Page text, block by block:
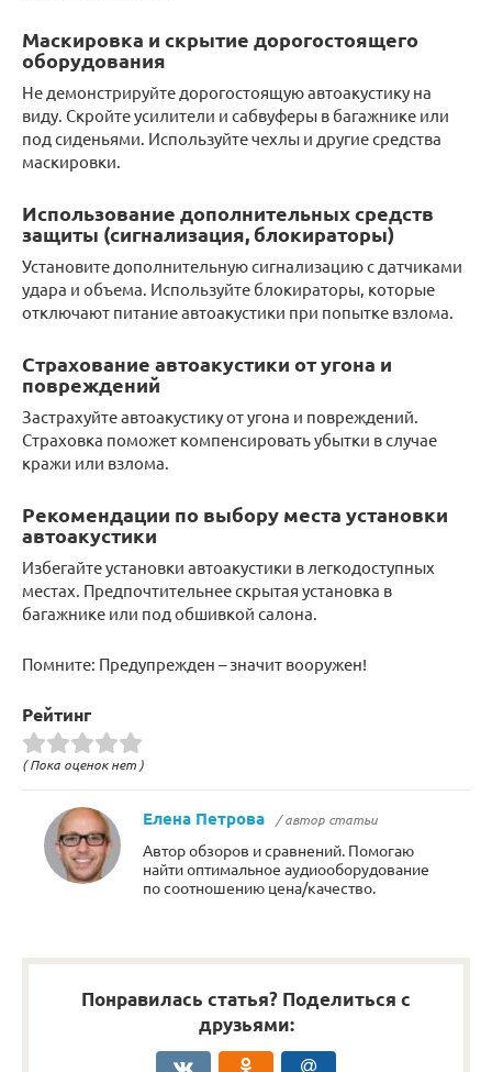
Маскировка и скрытие дорогостоящего
оборудования
Не демонстрируйте дорогостоящую автоакустику на
виду. Скройте усилители и сабвуферы в багажнике или
под сиденьями. Используйте чехлы и другие средства
маскировки.
Использование дополнительных средств
защиты (сигнализация, блокираторы)
Установите дополнительную сигнализацию с датчиками
удара и объема. Используйте блокираторы, которые
отключают питание автоакустики при попытке взлома.
Страхование автоакустики от угона и
повреждений
Застрахуйте автоакустику от угона и повреждений.
Страховка поможет компенсировать убытки в случае
кражи или взлома.
Рекомендации по выбору места установки
автоакустики
Избегайте установки автоакустики в легкодоступных
местах. Предпочтительнее скрытая установка в
багажнике или под обшивкой салона.
Помните: Предупрежден – значит вооружен!
Рейтинг
( Пока оценок нет )
Елена Петрова / автор статьи
Автор обзоров и сравнений. Помогаю
найти оптимальное аудиооборудование
по соотношению цена/качество.
Понравилась статья? Поделиться с
друзьями: